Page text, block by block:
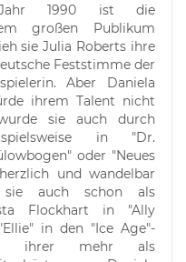
1990 ist die
großen Publikum
sie Julia Roberts ihre
Feststimme der
Aber Daniela
ihrem Talent nicht
sie auch durch
in "Dr.
oder "Neues
und wandelbar
auch schon als
Flockhart in "Ally
in den "Ice Age"-
ihrer mehr als